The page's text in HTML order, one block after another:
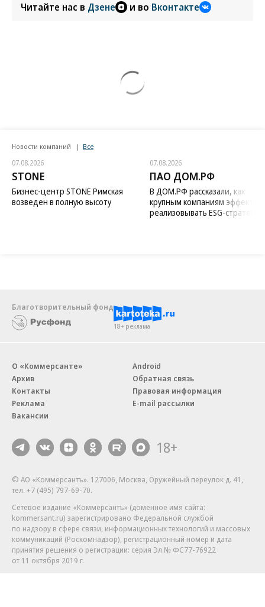
Читайте нас в Дзене и во Вконтакте
Новости компаний Все
07.08.2026
STONE
Бизнес-центр STONE Римская
возведен в полную высоту
07.08.2026
ПАО ДОМ.РФ
В ДОМ.РФ рассказали, как
крупным компаниям
реализовывать ESG-стратегию
Благотворительный фонд
18+ реклама
О «Коммерсанте»
Архив
Контакты
Реклама
Вакансии
Android
Обратная связь
Правовая информация
E-mail рассылки
18+
© АО «Коммерсантъ». 127006, Москва, Оружейный переулок д. 41,
тел. +7 (495) 797-69-70.
Сетевое издание «Коммерсантъ» (доменное имя сайта:
kommersant.ru) зарегистрировано Федеральной службой
по надзору в сфере связи, информационных технологий и массовых
коммуникаций (Роскомнадзор), регистрационный номер и дата
принятия решения о регистрации: серия Эл № ФС77-76922
от 11 октября 2019 г.